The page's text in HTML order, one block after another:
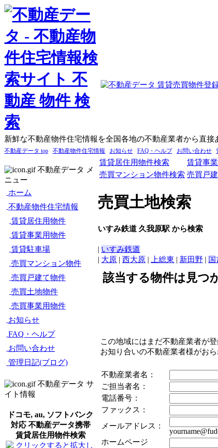
新鮮な不動産物件住宅情報を全国各地の不動産業者から直接
不動産データ top 不動産物件住宅情報 お知らせ FAQ・ヘルプ お問い合わせ
不動産データ メ
ニュー
ホーム
不動産物件住宅情報
賃貸居住用物件
賃貸事業用物件
賃貸駐車場
売買マンション物件
売買戸建て物件
売買土地物件
売買事業用物件
お知らせ
FAQ・ヘルプ
お問い合わせ
管理日記(ブログ)
不動産データ サ
イト情報
ドコモ, au, ソフトバンク
対応 不動産データ携帯
賃貸居住用物件検索
賃貸居住用物件検索
賃貸事
売買マンション物件検索 売買戸
売買土地検索
いすみ鉄道 久我原駅 から検索
| いすみ鉄道
| 大原 | 西大原 | 上総東 | 新田野 | 国
該当する物件は見つ
この地域にはまだ不動産業者が
お知り合いの不動産業者様がお
不動産業者名：
ご担当者名：
電話番号：
ファックス：
メールアドレス：
ホームページ